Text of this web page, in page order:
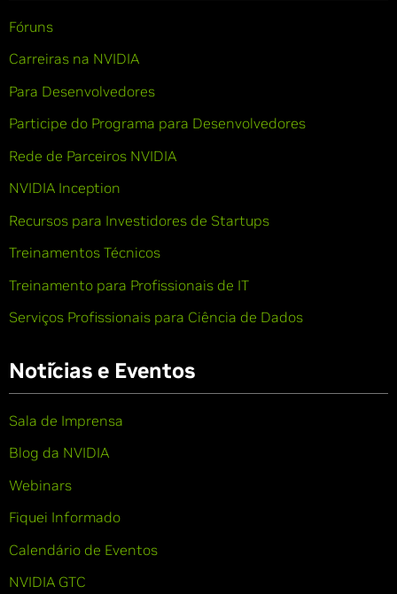
Fóruns
Carreiras na NVIDIA
Para Desenvolvedores
Participe do Programa para Desenvolvedores
Rede de Parceiros NVIDIA
NVIDIA Inception
Recursos para Investidores de Startups
Treinamentos Técnicos
Treinamento para Profissionais de IT
Serviços Profissionais para Ciência de Dados
Notícias e Eventos
Sala de Imprensa
Blog da NVIDIA
Webinars
Fiquei Informado
Calendário de Eventos
NVIDIA GTC